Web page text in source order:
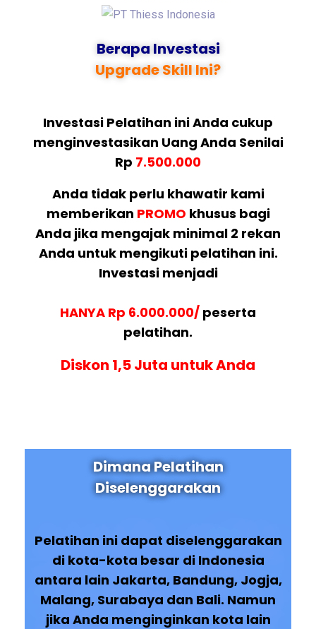
Berapa Investasi
Upgrade Skill Ini?
Investasi Pelatihan ini Anda cukup
menginvestasikan Uang Anda Senilai
Rp 7.500.000
Anda tidak perlu khawatir kami
memberikan PROMO khusus bagi
Anda jika mengajak minimal 2 rekan
Anda untuk mengikuti pelatihan ini.
Investasi menjadi
HANYA Rp 6.000.000/ peserta
pelatihan.
Diskon 1,5 Juta untuk Anda
Dimana Pelatihan
Diselenggarakan
Pelatihan ini dapat diselenggarakan
di kota-kota besar di Indonesia
antara lain Jakarta, Bandung, Jogja,
Malang, Surabaya dan Bali. Namun
jika Anda menginginkan kota lain